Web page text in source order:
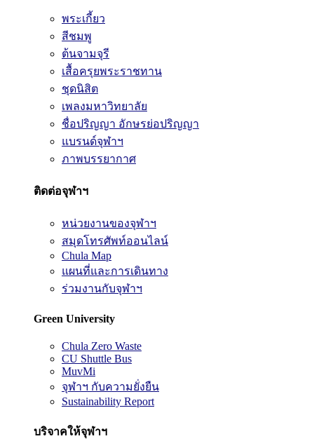
พระเกี้ยว
สีชมพู
ต้นจามจุรี
เสื้อครุยพระราชทาน
ชุดนิสิต
เพลงมหาวิทยาลัย
ชื่อปริญญา อักษรย่อปริญญา
แบรนด์จุฬาฯ
ภาพบรรยากาศ
ติดต่อจุฬาฯ
หน่วยงานของจุฬาฯ
สมุดโทรศัพท์ออนไลน์
Chula Map
แผนที่และการเดินทาง
ร่วมงานกับจุฬาฯ
Green University
Chula Zero Waste
CU Shuttle Bus
MuvMi
จุฬาฯ กับความยั่งยืน
Sustainability Report
บริจาคให้จุฬาฯ